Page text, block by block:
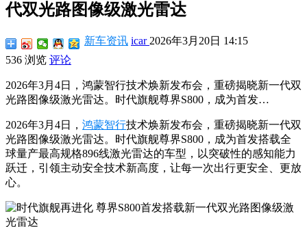
代双光路图像级激光雷达
新车资讯 icar 2026年3月20日 14:15
536 浏览 评论
2026年3月4日，鸿蒙智行技术焕新发布会，重磅揭晓新一代双
光路图像级激光雷达。时代旗舰尊界S800，成为首发…
2026年3月4日， 鸿蒙智行技术焕新发布会 ，重磅揭晓新一代双
光路图像级激光雷达。时代旗舰尊界S800 ，成为首发搭载全
球量产最高规格896线激光雷达的车型， 以突破性的感知能力
跃迁，引领主动安全技术新高度，让每一次出行更安全、更放
心。